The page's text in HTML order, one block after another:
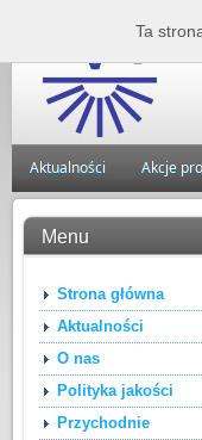
Aktualności Akcje
Menu
Strona główna
Aktualności
O nas
Polityka jakości
Przychodnie
Ta